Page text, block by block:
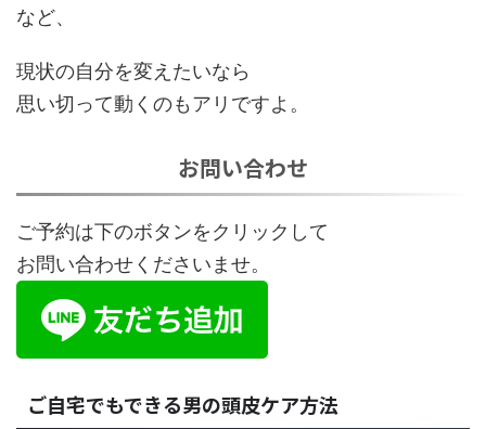
など、
現状の自分を変えたいなら
思い切って動くのもアリですよ。
お問い合わせ
ご予約は下のボタンをクリックして
お問い合わせくださいませ。
ご自宅でもできる男の頭皮ケア方法